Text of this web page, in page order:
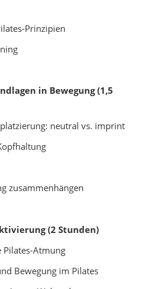
Prinzipien
in Bewegung (1,5
neutral vs. imprint
zusammenhängen
(2 Stunden)
Atmung
Bewegung im Pilates